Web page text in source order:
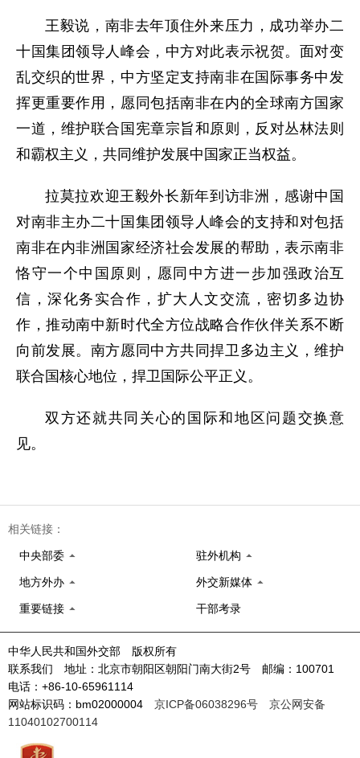
王毅说，南非去年顶住外来压力，成功举办二
十国集团领导人峰会，中方对此表示祝贺。面对变
乱交织的世界，中方坚定支持南非在国际事务中发
挥更重要作用，愿同包括南非在内的全球南方国家
一道，维护联合国宪章宗旨和原则，反对丛林法则
和霸权主义，共同维护发展中国家正当权益。
拉莫拉欢迎王毅外长新年到访非洲，感谢中国
对南非主办二十国集团领导人峰会的支持和对包括
南非在内非洲国家经济社会发展的帮助，表示南非
恪守一个中国原则，愿同中方进一步加强政治互
信，深化务实合作，扩大人文交流，密切多边协
作，推动南中新时代全方位战略合作伙伴关系不断
向前发展。南方愿同中方共同捍卫多边主义，维护
联合国核心地位，捍卫国际公平正义。
双方还就共同关心的国际和地区问题交换意
见。
相关链接：
中央部委 驻外机构
地方外办 外交新媒体
重要链接 干部考录
中华人民共和国外交部 版权所有
联系我们 地址：北京市朝阳区朝阳门南大街2号 邮编：100701
电话：+86-10-65961114
网站标识码：bm02000004 京ICP备06038296号
京公网安备
11040102700114